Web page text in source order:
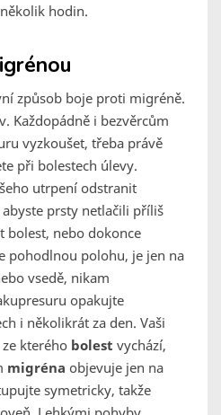
hodin.
způsob boje proti migréně.
Každopádně i bezvěrcům
vyzkoušet, třeba právě
při bolestech úlevy.
utrpení odstranit
prsty netlačili příliš
bolest, nebo dokonce
pohodlnou polohu, je jen na
vsedě, nikam
opakujte
i několikrát za den. Vaši
kterého bolest vychází,
migréna objevuje jen na
symetricky, takže